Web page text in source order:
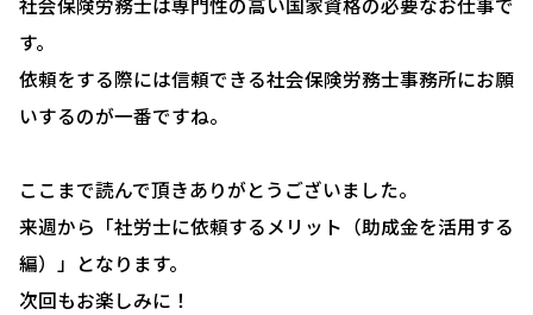
労務システム管理について
ブログ＆ニュース
会社概要
お問い合わせ・相談予約
す。
依頼をする際には信頼できる社会保険労務士事務所にお願
いするのが一番ですね。
ここまで読んで頂きありがとうございました。
来週から「社労士に依頼するメリット（助成金を活用する
編）」となります。
次回もお楽しみに！